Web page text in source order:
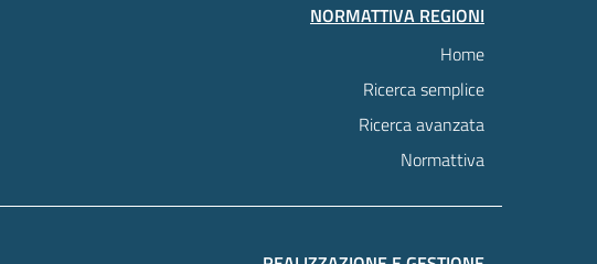
NORMATTIVA REGIONI
Home
Ricerca semplice
Ricerca avanzata
Normattiva